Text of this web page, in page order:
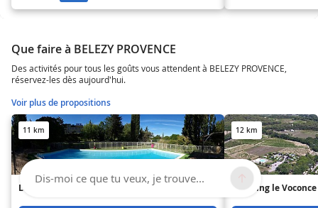
Que faire à BELEZY PROVENCE
Des activités pour tous les goûts vous attendent à BELEZY PROVENCE,
réservez-les dès aujourd'hui.
Voir plus de propositions
11 km
Logis Hôtel Le Saint Marc
12 km
Camping le Voconce
Dis-moi ce que tu veux, je trouve...